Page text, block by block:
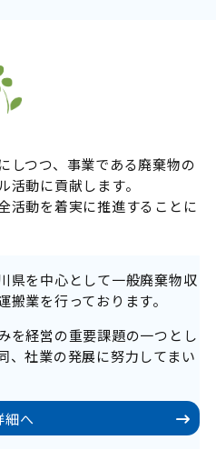
しつつ、事業である廃棄物の
活動に貢献します。
活動を着実に推進することに
県を中心として一般廃棄物収
業を行っております。
を経営の重要課題の一つとし
、社業の発展に努力してまい
細へ